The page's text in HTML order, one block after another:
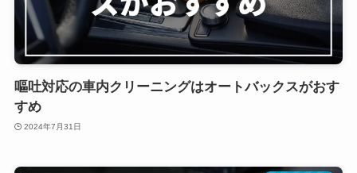
嘔吐対応の車内クリーニングはオートバックスがおす
すめ
2024年7月31日